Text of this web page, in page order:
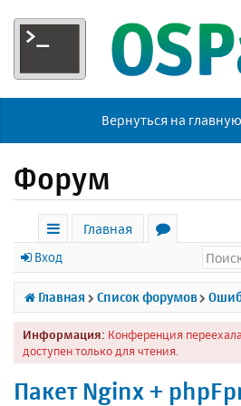
Вернуться на
Форум
с
ы
л
к
Главная
р
у
м
Вход
Главная Список форумов
Информация: Конференция
доступен только для чтения.
Пакет Nginx +